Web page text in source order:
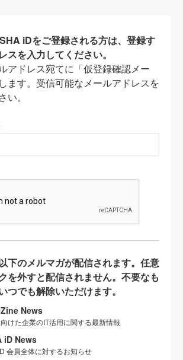
iDをご登録される方は、登録す
スを入力してください。
アドレス宛てに「仮登録確認メー
ます。受信可能なメールアドレスを
い。
下のメルマガが配信されます。任意
を外すと配信されません。不要なも
つでも解除いただけます。
News
けた企業のIT活用に関する最新情報
iD News
会員全体に対するお知らせ